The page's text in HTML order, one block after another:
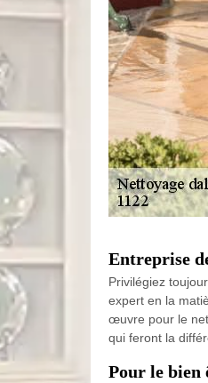
Entreprise
Privilégiez
expert en la
œuvre pour le
qui feront la
Pour le bien